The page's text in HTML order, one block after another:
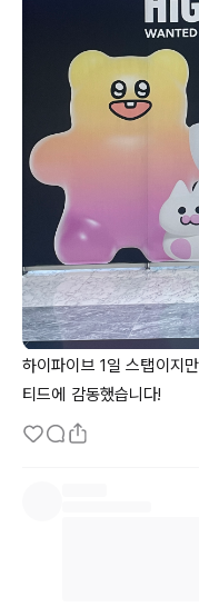
하이파이브 1일 스탭이지
티드에 감동했습니다!